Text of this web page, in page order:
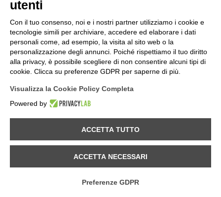
24.04.2025
MELLOBLOCCO TEAM 2025 - Tracciatore: ANDREA
PAVAN
discover
utenti
Con il tuo consenso, noi e i nostri partner utilizziamo i cookie e
tecnologie simili per archiviare, accedere ed elaborare i dati
personali come, ad esempio, la visita al sito web o la
personalizzazione degli annunci. Poiché rispettiamo il tuo diritto
alla privacy, è possibile scegliere di non consentire alcuni tipi di
cookie. Clicca su preferenze GDPR per saperne di più.
Visualizza la Cookie Policy Completa
Powered by
ACCETTA TUTTO
ACCETTA NECESSARI
Preferenze GDPR